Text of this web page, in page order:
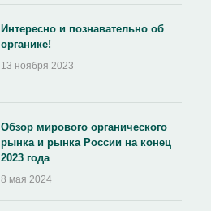
Интересно и познавательно об
органике!
13 ноября 2023
Обзор мирового органического
рынка и рынка России на конец
2023 года
8 мая 2024